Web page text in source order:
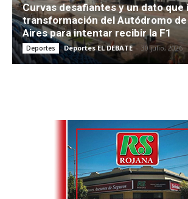
Curvas desafiantes y un dato que
transformación del Autódromo
Aires para intentar recibir la F1
Deportes Deportes EL DEBATE - 30 julio, 2026